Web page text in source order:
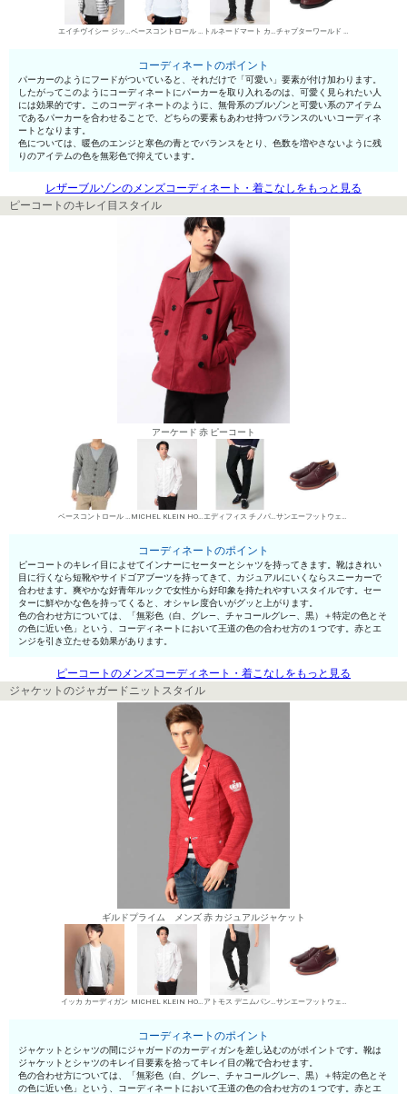
エイチヴイシー ジップアップパーカー ベースコントロール UネックTシャツ トルネードマート カーゴパンツ チャプターワールド ワークブーツ
コーディネートのポイント
パーカーのようにフードがついていると、それだけで「可愛い」要素が付け加わります。
したがってこのようにコーディネートにパーカーを取り入れるのは、可愛く見られたい人
には効果的です。このコーディネートのように、無骨系のブルゾンと可愛い系のアイテム
であるパーカーを合わせることで、どちらの要素もあわせ持つバランスのいいコーディネ
ートとなります。
色については、暖色のエンジと寒色の青とでバランスをとり、色数を増やさないように残
りのアイテムの色を無彩色で抑えています。
レザーブルゾンのメンズコーディネート・着こなしをもっと見る
ピーコートのキレイ目スタイル
アーケード 赤 ピーコート
ベースコントロール カーディガン MICHEL KLEIN HOMME シャツ エディフィス チノパン・綿パン サンエーフットウェア 短靴・レザーシューズ
コーディネートのポイント
ピーコートのキレイ目によせてインナーにセーターとシャツを持ってきます。靴はきれい
目に行くなら短靴やサイドゴアブーツを持ってきて、カジュアルにいくならスニーカーで
合わせます。爽やかな好青年ルックで女性から好印象を持たれやすいスタイルです。セー
ターに鮮やかな色を持ってくると、オシャレ度合いがグッと上がります。
色の合わせ方については、「無彩色（白、グレ—、チャコールグレ—、黒）＋特定の色とそ
の色に近い色」という、コーディネートにおいて王道の色の合わせ方の１つです。赤とエ
ンジを引き立たせる効果があります。
ピーコートのメンズコーディネート・着こなしをもっと見る
ジャケットのジャガードニットスタイル
ギルドプライム メンズ 赤 カジュアルジャケット
イッカ カーディガン MICHEL KLEIN HOMME シャツ アトモス デニムパンツ・ジーンズ サンエーフットウェア 短靴・レザーシューズ
コーディネートのポイント
ジャケットとシャツの間にジャガードのカーディガンを差し込むのがポイントです。靴は
ジャケットとシャツのキレイ目要素を拾ってキレイ目の靴で合わせます。
色の合わせ方については、「無彩色（白、グレ—、チャコールグレ—、黒）＋特定の色とそ
の色に近い色」という、コーディネートにおいて王道の色の合わせ方の１つです。赤とエ